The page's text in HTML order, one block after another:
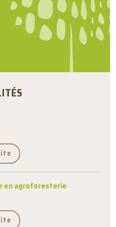
en agroforesterie